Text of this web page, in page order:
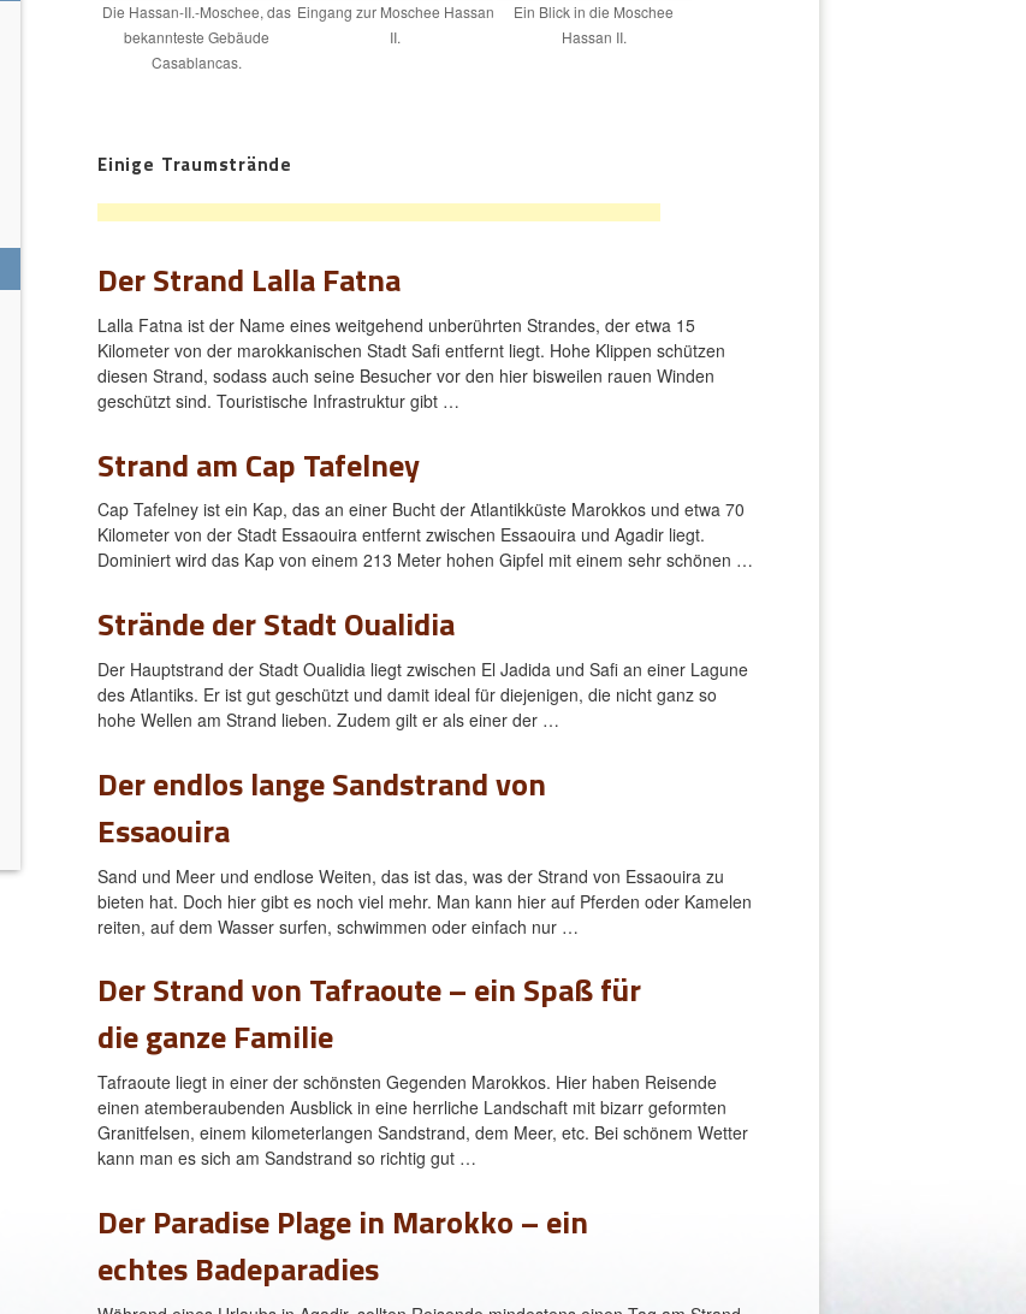
Die Hassan-II.-Moschee, das
bekannteste Gebäude
Casablancas.
Eingang zur Moschee Hassan
II.
Ein Blick in die Moschee
Hassan II.
Einige Traumstrände
Der Strand Lalla Fatna
Lalla Fatna ist der Name eines weitgehend unberührten Strandes, der etwa 15
Kilometer von der marokkanischen Stadt Safi entfernt liegt. Hohe Klippen schützen
diesen Strand, sodass auch seine Besucher vor den hier bisweilen rauen Winden
geschützt sind. Touristische Infrastruktur gibt …
Strand am Cap Tafelney
Cap Tafelney ist ein Kap, das an einer Bucht der Atlantikküste Marokkos und etwa 70
Kilometer von der Stadt Essaouira entfernt zwischen Essaouira und Agadir liegt.
Dominiert wird das Kap von einem 213 Meter hohen Gipfel mit einem sehr schönen …
Strände der Stadt Oualidia
Der Hauptstrand der Stadt Oualidia liegt zwischen El Jadida und Safi an einer Lagune
des Atlantiks. Er ist gut geschützt und damit ideal für diejenigen, die nicht ganz so
hohe Wellen am Strand lieben. Zudem gilt er als einer der …
Der endlos lange Sandstrand von
Essaouira
Sand und Meer und endlose Weiten, das ist das, was der Strand von Essaouira zu
bieten hat. Doch hier gibt es noch viel mehr. Man kann hier auf Pferden oder Kamelen
reiten, auf dem Wasser surfen, schwimmen oder einfach nur …
Der Strand von Tafraoute – ein Spaß für
die ganze Familie
Tafraoute liegt in einer der schönsten Gegenden Marokkos. Hier haben Reisende
einen atemberaubenden Ausblick in eine herrliche Landschaft mit bizarr geformten
Granitfelsen, einem kilometerlangen Sandstrand, dem Meer, etc. Bei schönem Wetter
kann man es sich am Sandstrand so richtig gut …
Der Paradise Plage in Marokko – ein
echtes Badeparadies